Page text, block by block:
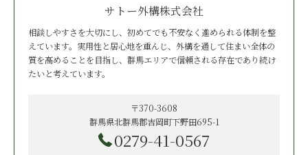
サトー外構株式会社
相談しやすさを大切にし、初めてでも不安なく進められる体制を整
えています。実用性と居心地を重んじ、外構を通して住まい全体の
質を高めることを目指し、群馬エリアで信頼される存在であり続け
たいと考えています。
〒370-3608
群馬県北群馬郡吉岡町下野田695-1
0279-41-0567